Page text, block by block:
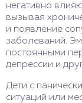
негативно
вызывая
и появление
заболеваний.
постоянными
депрессии и
Дети с
ситуаций или